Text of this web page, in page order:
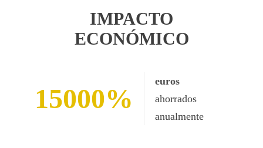
IMPACTO
ECONÓMICO
15000
euros
ahorrados
anualmente